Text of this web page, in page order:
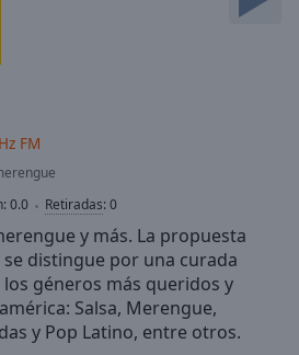
FM
0.0 Retiradas:0
y más. La propuesta
distingue por una curada
géneros más queridos y
Salsa, Merengue,
y Pop Latino, entre otros.